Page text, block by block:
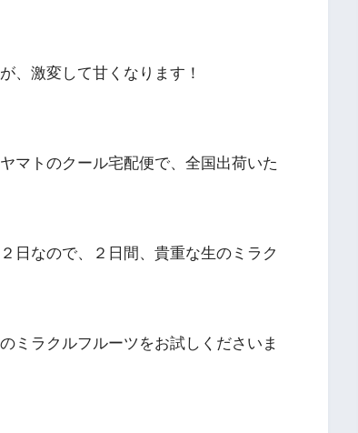
、激変して甘くなります！
マトのクール宅配便で、全国出荷いた
日なので、２日間、貴重な生のミラク
ミラクルフルーツをお試しくださいま